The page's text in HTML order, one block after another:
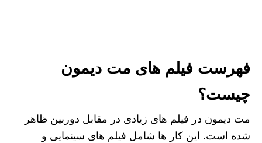
فهرست فیلم های مت دیمون
چیست؟
مت دیمون در فیلم های زیادی در مقابل دوربین ظاهر
شده است. این کار ها شامل فیلم های سینمایی و